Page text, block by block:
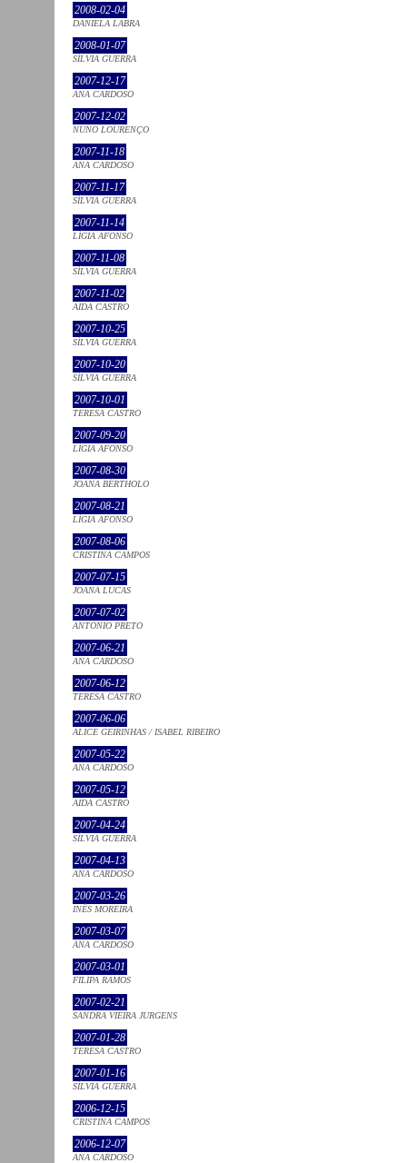
2008-02-04
DANIELA LABRA
2008-01-07
SÍLVIA GUERRA
2007-12-17
ANA CARDOSO
2007-12-02
NUNO LOURENÇO
2007-11-18
ANA CARDOSO
2007-11-17
SÍLVIA GUERRA
2007-11-14
LÍGIA AFONSO
2007-11-08
SÍLVIA GUERRA
2007-11-02
AIDA CASTRO
2007-10-25
SÍLVIA GUERRA
2007-10-20
SÍLVIA GUERRA
2007-10-01
TERESA CASTRO
2007-09-20
LÍGIA AFONSO
2007-08-30
JOANA BÉRTHOLO
2007-08-21
LÍGIA AFONSO
2007-08-06
CRISTINA CAMPOS
2007-07-15
JOANA LUCAS
2007-07-02
ANTÓNIO PRETO
2007-06-21
ANA CARDOSO
2007-06-12
TERESA CASTRO
2007-06-06
ALICE GEIRINHAS / ISABEL RIBEIRO
2007-05-22
ANA CARDOSO
2007-05-12
AIDA CASTRO
2007-04-24
SÍLVIA GUERRA
2007-04-13
ANA CARDOSO
2007-03-26
INÊS MOREIRA
2007-03-07
ANA CARDOSO
2007-03-01
FILIPA RAMOS
2007-02-21
SANDRA VIEIRA JURGENS
2007-01-28
TERESA CASTRO
2007-01-16
SÍLVIA GUERRA
2006-12-15
CRISTINA CAMPOS
2006-12-07
ANA CARDOSO